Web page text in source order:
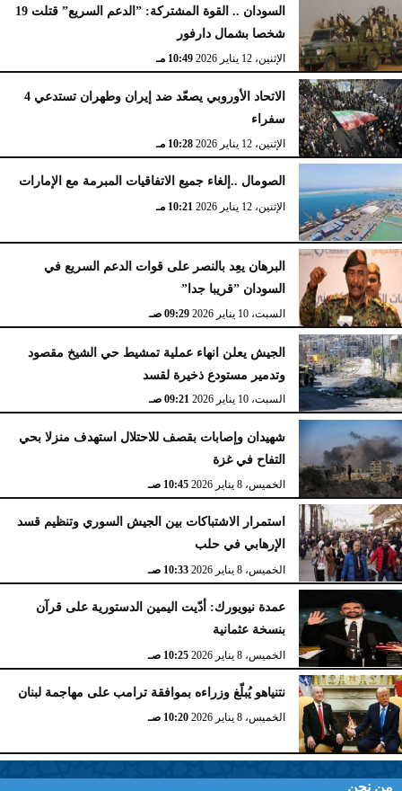
السودان .. القوة المشتركة: ”الدعم السريع” قتلت 19
شخصا بشمال دارفور
الإثنين، 12 يناير 2026 10:49 مـ
الاتحاد الأوروبي يصعّد ضد إيران وطهران تستدعي 4
سفراء
الإثنين، 12 يناير 2026 10:28 مـ
الصومال ..إلغاء جميع الاتفاقيات المبرمة مع الإمارات
الإثنين، 12 يناير 2026 10:21 مـ
البرهان يعِد بالنصر على قوات الدعم السريع في
السودان ”قريبا جدا”
السبت، 10 يناير 2026 09:29 صـ
الجيش يعلن انهاء عملية تمشيط حي الشيخ مقصود
وتدمير مستودع ذخيرة لقسد
السبت، 10 يناير 2026 09:21 صـ
شهيدان وإصابات بقصف للاحتلال استهدف منزلا بحي
التفاح في غزة
الخميس، 8 يناير 2026 10:45 صـ
استمرار الاشتباكات بين الجيش السوري وتنظيم قسد
الإرهابي في حلب
الخميس، 8 يناير 2026 10:33 صـ
عمدة نيويورك: أدّيت اليمين الدستورية على قرآن
بنسخة عثمانية
الخميس، 8 يناير 2026 10:25 صـ
نتنياهو يُبلّغ وزراءه بموافقة ترامب على مهاجمة لبنان
الخميس، 8 يناير 2026 10:20 صـ
من نحن